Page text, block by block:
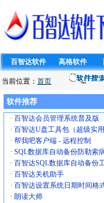
百智达软件 高格软件
当前位置： 首页
软件推荐
· 百智达会员管理系统普及版
· 百智达U盘工具包（超级实用
· 帮我吧客户端 - 远程控制
· SQL数据库自动备份防勒索
· 百智达SQL数据库自动备份
· 百智达关机助手
· 百智达设置系统日期时间格
· 朗读大师